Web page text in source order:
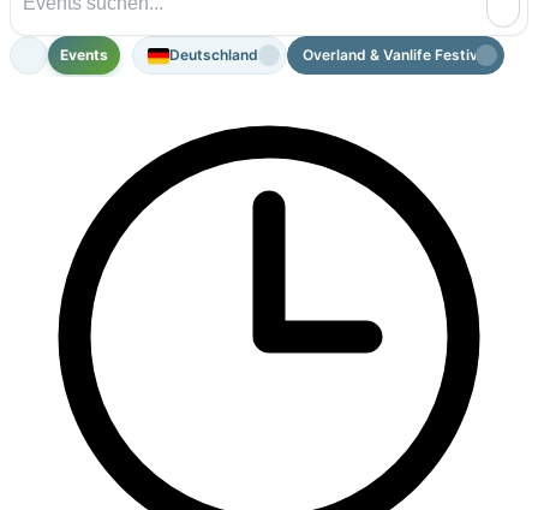
Events Deutschland Overland & Vanlife Festival